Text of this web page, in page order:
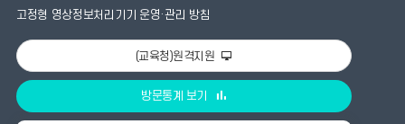
고정형 영상정보처리기기 운영·관리 방침
(교육청)원격지원
방문통계 보기